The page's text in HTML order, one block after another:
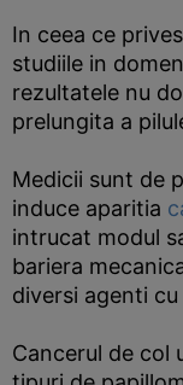
In ceea ce
studiile in
rezultatele nu
prelungita a
Medicii sunt de
induce aparitia
intrucat modul
bariera
diversi agenti
Cancerul de col